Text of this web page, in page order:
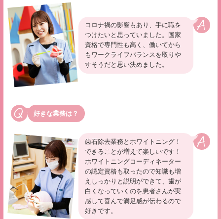
コロナ禍の影響もあり、手に職を
つけたいと思っていました。国家
資格で専門性も高く、働いてから
もワークライフバランスを取りや
すそうだと思い決めました。
好きな業務は？
歯石除去業務とホワイトニング！
できることが増えて楽しいです！
ホワイトニングコーディネーター
の認定資格も取ったので知識も増
えしっかりと説明ができて、歯が
白くなっていくのを患者さんが実
感して喜んで満足感が伝わるので
好きです。